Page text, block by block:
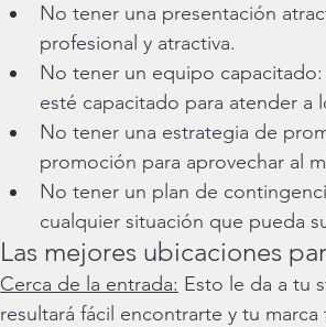
No tener una presentación
profesional y atractiva.
No tener un equipo
esté capacitado para atender a
No tener una estrategia de
promoción para aprovechar al
No tener un plan de
cualquier situación que pueda
Las mejores ubicaciones
Cerca de la entrada: Esto le da a tu
resultará fácil encontrarte y tu